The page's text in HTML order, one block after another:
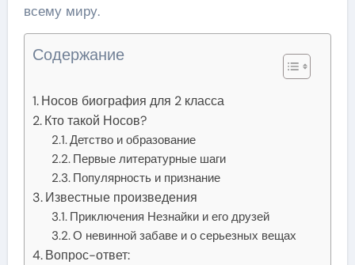
всему миру.
Содержание
Носов биография для 2 класса
Кто такой Носов?
Детство и образование
Первые литературные шаги
Популярность и признание
Известные произведения
Приключения Незнайки и его друзей
О невинной забаве и о серьезных вещах
Вопрос-ответ: